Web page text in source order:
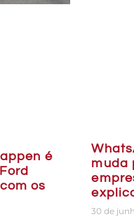
é
os
muda
30 de